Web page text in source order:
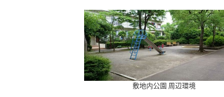
敷地内公園 周辺環境